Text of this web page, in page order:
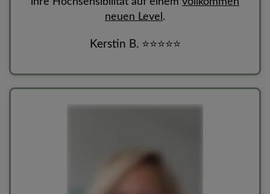
neuen Level .
Kerstin B. ⭐⭐⭐⭐⭐